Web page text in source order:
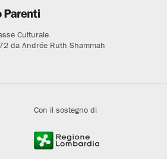
Culturale
da Andrée Ruth Shammah
Con il sostegno di